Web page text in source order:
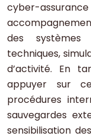
cyber-
des systèmes
techniques,
d’activité. En
appuyer sur
procédures
sauvegardes
sensibilisation